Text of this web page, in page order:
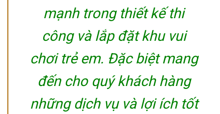
mạnh trong thiết kế thi
công và lắp đặt khu vui
chơi trẻ em. Đặc biệt mang
đến cho quý khách hàng
những dịch vụ và lợi ích tốt